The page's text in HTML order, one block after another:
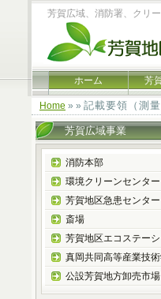
芳賀広域、消防署、クリ
ホーム 芳
Home » » 記載要領（測
芳賀広域事業
消防本部
環境クリーンセンター
芳賀地区急患センター
斎場
芳賀地区エコステー
真岡共同高等産業技
公設芳賀地方卸売市場